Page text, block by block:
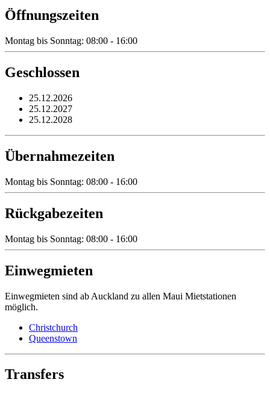
Öffnungszeiten
Montag bis Sonntag: 08:00 - 16:00
Geschlossen
25.12.2026
25.12.2027
25.12.2028
Übernahmezeiten
Montag bis Sonntag: 08:00 - 16:00
Rückgabezeiten
Montag bis Sonntag: 08:00 - 16:00
Einwegmieten
Einwegmieten sind ab Auckland zu allen Maui Mietstationen
möglich.
Christchurch
Queenstown
Transfers